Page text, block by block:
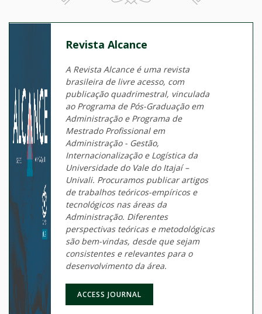
Revista Alcance
A Revista Alcance é uma revista
brasileira de livre acesso, com
publicação quadrimestral, vinculada
ao Programa de Pós-Graduação em
Administração e Programa de
Mestrado Profissional em
Administração - Gestão,
Internacionalização e Logística da
Universidade do Vale do Itajaí –
Univali. Procuramos publicar artigos
de trabalhos teóricos-empíricos e
tecnológicos nas áreas da
Administração. Diferentes
perspectivas teóricas e metodológicas
são bem-vindas, desde que sejam
consistentes e relevantes para o
desenvolvimento da área.
ACCESS JOURNAL